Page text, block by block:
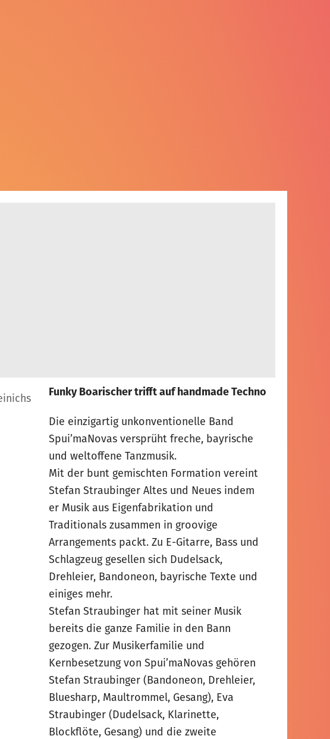
Funky Boarischer trifft auf handmade Techno
Die einzigartig unkonventionelle Band
Spui’maNovas versprüht freche, bayrische
und weltoffene Tanzmusik.
Mit der bunt gemischten Formation vereint
Stefan Straubinger Altes und Neues indem
er Musik aus Eigenfabrikation und
Traditionals zusammen in groovige
Arrangements packt. Zu E-Gitarre, Bass und
Schlagzeug gesellen sich Dudelsack,
Drehleier, Bandoneon, bayrische Texte und
einiges mehr.
Stefan Straubinger hat mit seiner Musik
bereits die ganze Familie in den Bann
gezogen. Zur Musikerfamilie und
Kernbesetzung von Spui’maNovas gehören
Stefan Straubinger (Bandoneon, Drehleier,
Bluesharp, Maultrommel, Gesang), Eva
Straubinger (Dudelsack, Klarinette,
Blockflöte, Gesang) und die zweite